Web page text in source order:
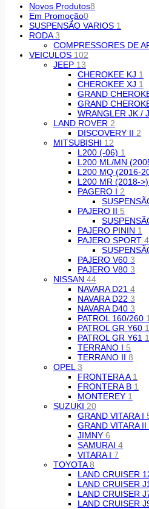
Novos Produtos8
Em Promoção0
SUSPENSÃO VARIOS 1
RODA3
COMPRESSORES DE
VEICULOS 102
JEEP 13
CHEROKEE KJ 1
CHEROKEE XJ 1
GRAND
GRAND
WRANGLER JK /
LAND ROVER 2
DISCOVERY II 2
MITSUBISHI 12
L200 (-06) 1
L200 ML/MN
L200 MQ (2016-
L200 MR (2018->)
PAGERO I 2
PAJERO II 5
PAJERO PININ 1
PAJERO SPORT 4
PAJERO V60 3
PAJERO V80 3
NISSAN 44
NAVARA D21 4
NAVARA D22 3
NAVARA D40 3
PATROL 160/260 1
PATROL GR Y60
PATROL GR Y61
TERRANO I 5
TERRANO II 8
OPEL 3
FRONTERA A 1
FRONTERA B 1
MONTEREY 1
SUZUKI 20
GRAND VITARA I
GRAND VITARA II
JIMNY 6
SAMURAI 4
VITARA I 7
TOYOTA8
LAND CRUISER
LAND CRUISER
LAND CRUISER
LAND CRUISER